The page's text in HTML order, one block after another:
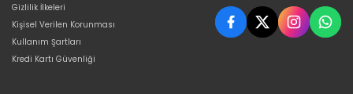
Gizlilik İlkeleri
Kişisel Verilen Korunması
Kullanım Şartları
Kredi Kartı Güvenliği